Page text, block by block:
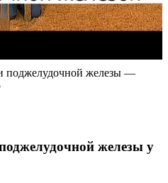
поджелудочной железы —
железы у